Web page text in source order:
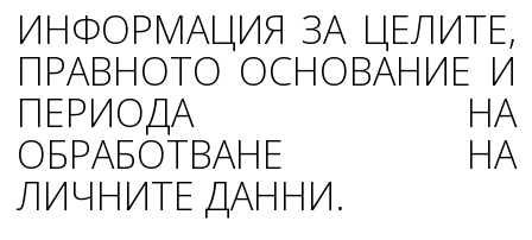
ИНФОРМАЦИЯ ЗА ЦЕЛИТЕ,
ПРАВНОТО ОСНОВАНИЕ И
ПЕРИОДА НА
ОБРАБОТВАНЕ НА
ЛИЧНИТЕ ДАННИ.